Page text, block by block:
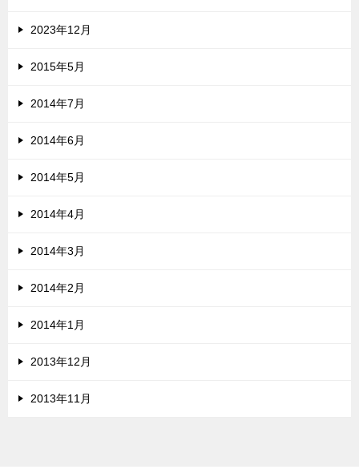
2023年12月
2015年5月
2014年7月
2014年6月
2014年5月
2014年4月
2014年3月
2014年2月
2014年1月
2013年12月
2013年11月